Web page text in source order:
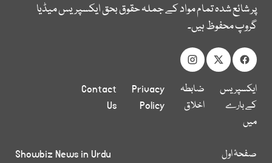
پر شائع شدہ تمام مواد کے جملہ حقوق بحق ایکسپریس میڈیا
گروپ محفوظ ہیں۔
ایکسپریس
کے بارے
میں
ضابطہ
اخلاق
Privacy
Policy
Contact
Us
صفحۂ اول
Showbiz News in Urdu